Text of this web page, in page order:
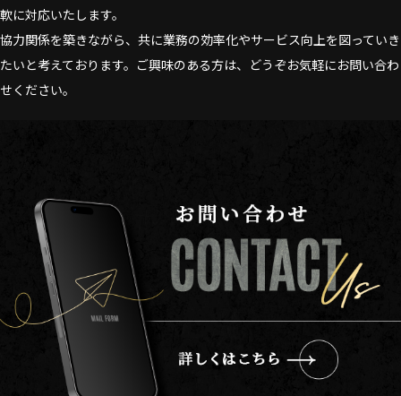
軟に対応いたします。
協力関係を築きながら、共に業務の効率化やサービス向上を図っていき
たいと考えております。ご興味のある方は、どうぞお気軽にお問い合わ
せください。